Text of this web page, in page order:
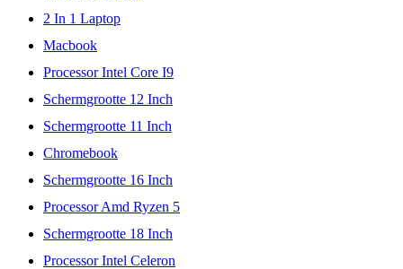
2 In 1 Laptop
Macbook
Processor Intel Core I9
Schermgrootte 12 Inch
Schermgrootte 11 Inch
Chromebook
Schermgrootte 16 Inch
Processor Amd Ryzen 5
Schermgrootte 18 Inch
Processor Intel Celeron